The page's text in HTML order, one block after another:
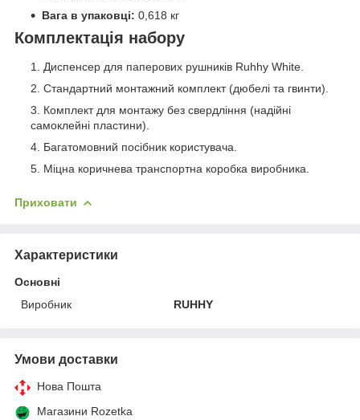
Вага в упаковці: 0,618 кг
Комплектація набору
Диспенсер для паперових рушників Ruhhy White.
Стандартний монтажний комплект (дюбелі та гвинти).
Комплект для монтажу без свердління (надійні
самоклейні пластини).
Багатомовний посібник користувача.
Міцна коричнева транспортна коробка виробника.
Приховати
Характеристики
Основні
Виробник
RUHHY
Умови доставки
Нова Пошта
Магазини Rozetka